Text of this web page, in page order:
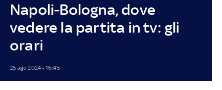
Napoli-Bologna, dove
vedere la partita in tv: gli
orari
25 ago 2024 - 16:45